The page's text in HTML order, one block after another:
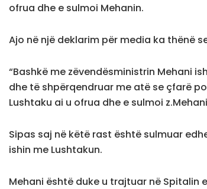
ofrua dhe e sulmoi Mehanin.
Ajo në një deklarim për media ka thënë
“Bashkë me zëvendësministrin Mehani
dhe të shpërqendruar me atë se çfarë
Lushtaku ai u ofrua dhe e sulmoi
Sipas saj në këtë rast është sulmuar
ishin me Lushtakun.
Mehani është duke u trajtuar në Spitalin